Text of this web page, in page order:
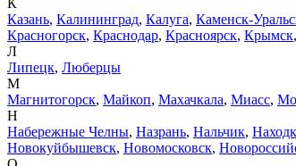
К
Казань, Калининград, Калуга, Каменск-
Красногорск, Краснодар, Красноярск, Крымск,
Л
Липецк, Люберцы
М
Магнитогорск, Майкоп, Махачкала, Миасс,
Н
Набережные Челны, Назрань, Нальчик,
Новокуйбышевск, Новомосковск,